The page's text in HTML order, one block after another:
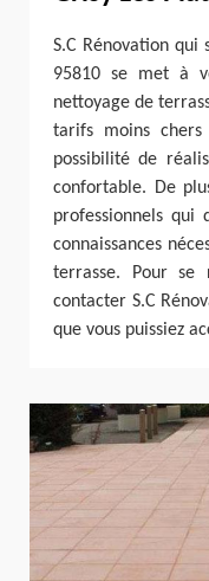
S.C Rénovation qui
95810 se met à
nettoyage de
tarifs moins
possibilité de
confortable. De
professionnels qui
connaissances
terrasse. Pour se
contacter S.C
que vous puissiez